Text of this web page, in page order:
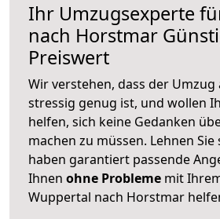
Ihr Umzugsexperte
nach Horstmar
Preiswert
Wir verstehen, dass der Umzug
stressig genug ist, und wollen
helfen, sich keine Gedanken
machen zu müssen. Lehnen
haben garantiert passende
Ihnen ohne Probleme mit
Wuppertal nach Horstmar